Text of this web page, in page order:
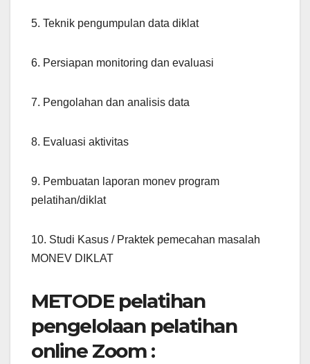
5. Teknik pengumpulan data diklat
6. Persiapan monitoring dan evaluasi
7. Pengolahan dan analisis data
8. Evaluasi aktivitas
9. Pembuatan laporan monev program
pelatihan/diklat
10. Studi Kasus / Praktek pemecahan masalah
MONEV DIKLAT
METODE pelatihan
pengelolaan pelatihan
online Zoom :